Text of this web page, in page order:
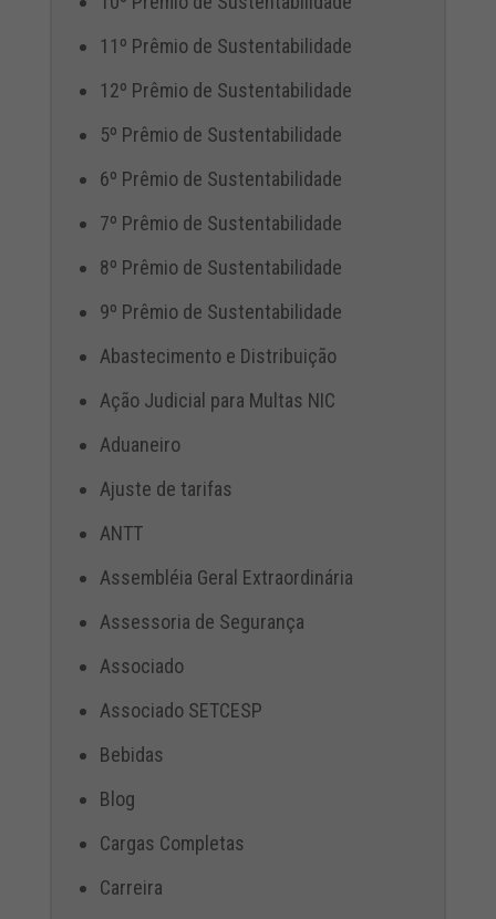
11º Prêmio de Sustentabilidade
12º Prêmio de Sustentabilidade
5º Prêmio de Sustentabilidade
6º Prêmio de Sustentabilidade
7º Prêmio de Sustentabilidade
8º Prêmio de Sustentabilidade
9º Prêmio de Sustentabilidade
Abastecimento e Distribuição
Ação Judicial para Multas NIC
Aduaneiro
Ajuste de tarifas
ANTT
Assembléia Geral Extraordinária
Assessoria de Segurança
Associado
Associado SETCESP
Bebidas
Blog
Cargas Completas
Carreira